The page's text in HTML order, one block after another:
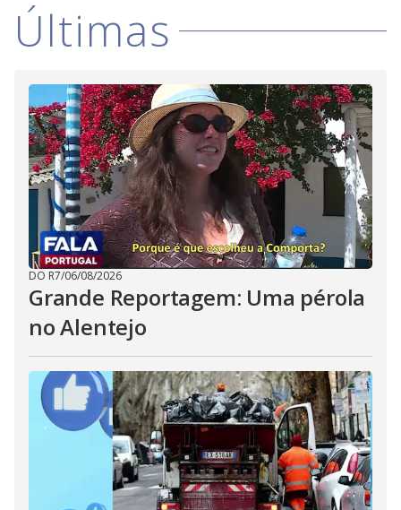
Últimas
DO R7/06/08/2026
Grande Reportagem: Uma pérola
no Alentejo